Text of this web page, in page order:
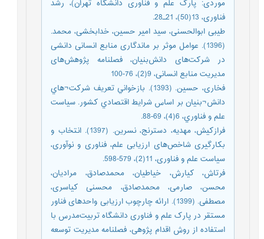
موردی: پارک علم و فناوری دانشگاه تهران)، رشد
فناوری، 13(50)، 21ـ28.
طیبی ابوالحسنی، سید امیر حسین، خدابخشی، محمد.
(1396). عوامل موثر بر ماندگاری منابع انسانی دانشی
در شرکت‌های دانش‌بنیان، فصلنامه پژوهش‌های
مدیریت منابع انسانی، 9(2)، 76-100
فخاری، حسین. (1393). بازخواني تعريف شرکت¬هاي
دانش¬بنيان بر اساس شرايط اقتصادي کشور. سياست
علم و فناوري، 6(4)، 69-88.
فرازکیش، مهدیه، دسترنج، نسرین. (1397). انتخاب و
بکارگیری شاخص‌های ارزیابی علم، فناوری و نوآوری،
سیاست علم و فناوری، 11(2)، 579-598.
فرتاش، کیارش، خیاطیان، محمدصادق، مرادیان،
محسن، صارمی، محمدصادق، محسنی کیاسری،
مصطفی. (1399). ارائه چارچوب ارزیابی واحد‌های فناور
مستقر در پارک‌‌ علم و فناوری دانشگاه تربیت‌مدرس با
استفاده از روش اقدام پژوهی، فصلنامه مدیریت توسعه